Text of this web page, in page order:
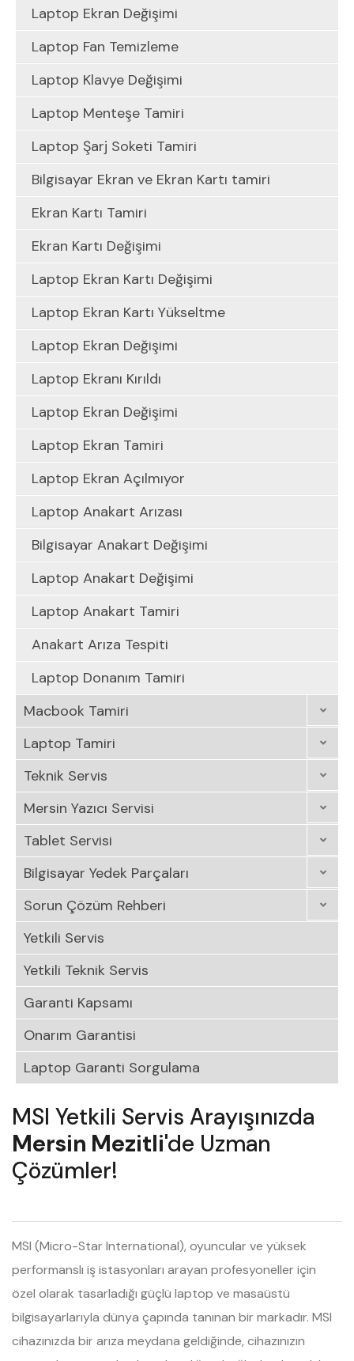
Laptop Ekran Değişimi
Laptop Fan Temizleme
Laptop Klavye Değişimi
Laptop Menteşe Tamiri
Laptop Şarj Soketi Tamiri
Bilgisayar Ekran ve Ekran Kartı tamiri
Ekran Kartı Tamiri
Ekran Kartı Değişimi
Laptop Ekran Kartı Değişimi
Laptop Ekran Kartı Yükseltme
Laptop Ekran Değişimi
Laptop Ekranı Kırıldı
Laptop Ekran Değişimi
Laptop Ekran Tamiri
Laptop Ekran Açılmıyor
Laptop Anakart Arızası
Bilgisayar Anakart Değişimi
Laptop Anakart Değişimi
Laptop Anakart Tamiri
Anakart Arıza Tespiti
Laptop Donanım Tamiri
Macbook Tamiri
Laptop Tamiri
Teknik Servis
Mersin Yazıcı Servisi
Tablet Servisi
Bilgisayar Yedek Parçaları
Sorun Çözüm Rehberi
Yetkili Servis
Yetkili Teknik Servis
Garanti Kapsamı
Onarım Garantisi
Laptop Garanti Sorgulama
MSI Yetkili Servis Arayışınızda
Mersin Mezitli'de Uzman
Çözümler!
MSI (Micro-Star International), oyuncular ve yüksek
performanslı iş istasyonları arayan profesyoneller için
özel olarak tasarladığı güçlü laptop ve masaüstü
bilgisayarlarıyla dünya çapında tanınan bir markadır. MSI
cihazınızda bir arıza meydana geldiğinde, cihazınızın